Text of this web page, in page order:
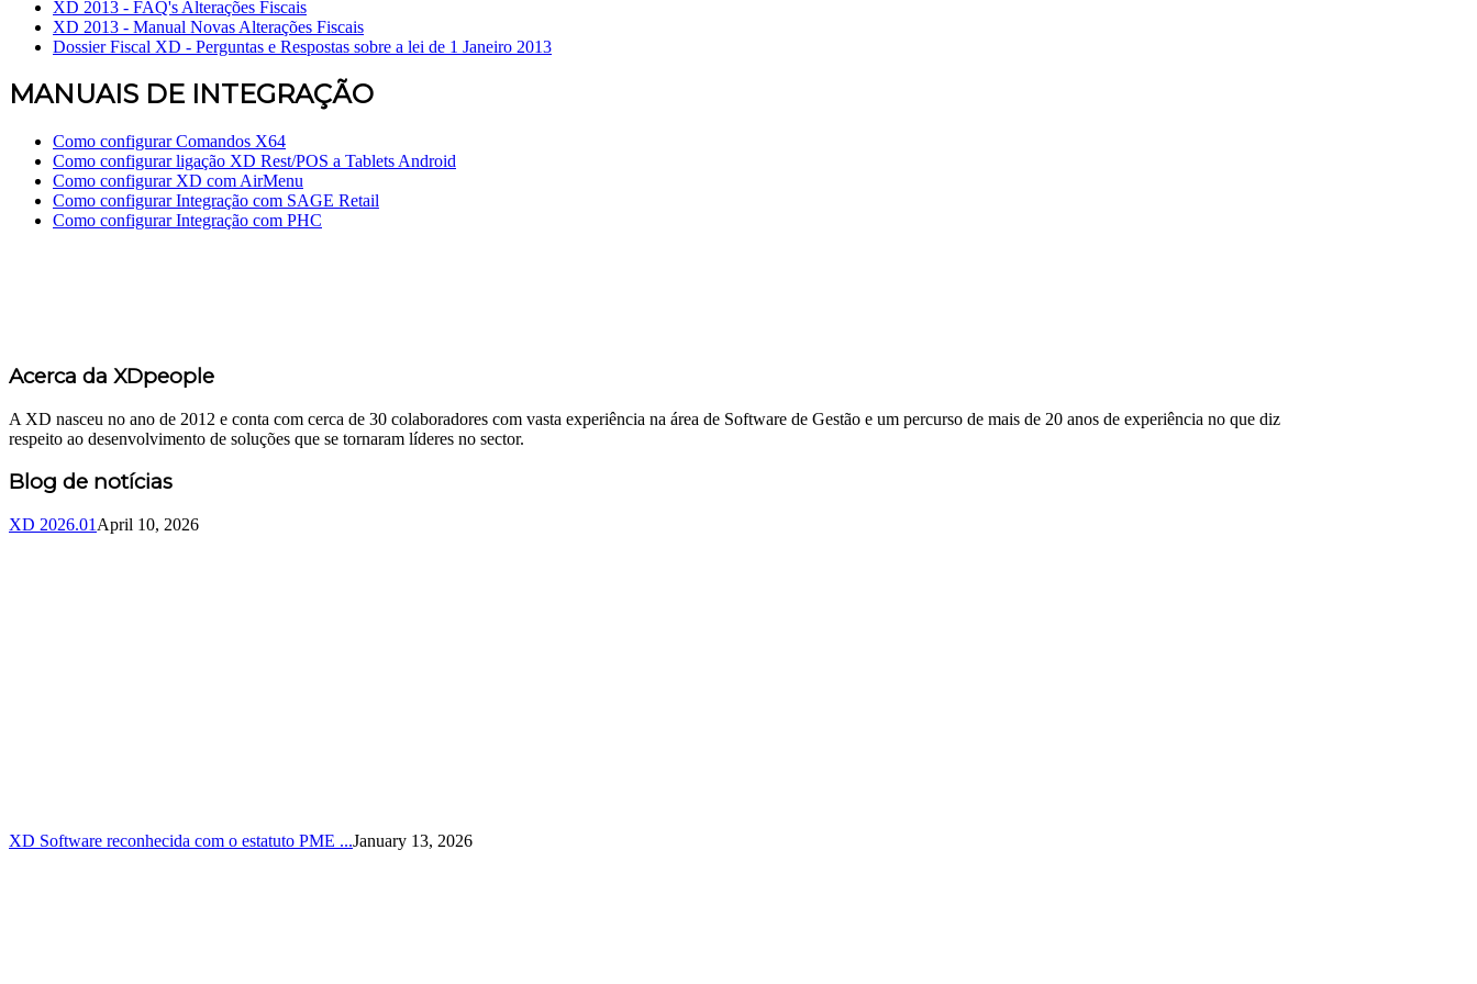
XD 2013 - FAQ's Alterações Fiscais
XD 2013 - Manual Novas Alterações Fiscais
Dossier Fiscal XD - Perguntas e Respostas sobre a lei de 1 Janeiro 2013
MANUAIS DE INTEGRAÇÃO
Como configurar Comandos X64
Como configurar ligação XD Rest/POS a Tablets Android
Como configurar XD com AirMenu
Como configurar Integração com SAGE Retail
Como configurar Integração com PHC
Acerca da XDpeople
A XD nasceu no ano de 2012 e conta com cerca de 30 colaboradores com vasta experiência na área de Software de Gestão e um percurso de mais de 20 anos de experiência no que diz
respeito ao desenvolvimento de soluções que se tornaram líderes no sector.
Blog de notícias
XD 2026.01 April 10, 2026
XD Software reconhecida com o estatuto PME ...January 13, 2026